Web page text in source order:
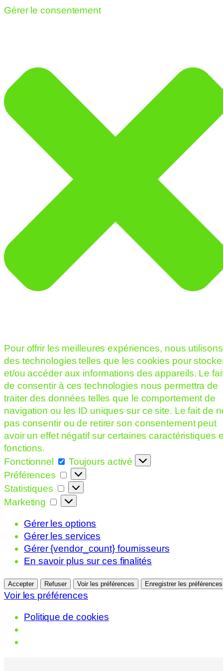
Gérer le consentement
Pour offrir les meilleures expériences, nous utilisons
des technologies telles que les cookies pour
et/ou accéder aux informations des appareils. Le
de consentir à ces technologies nous permettra de
traiter des données telles que le comportement de
navigation ou les ID uniques sur ce site. Le fait de
pas consentir ou de retirer son consentement peut
avoir un effet négatif sur certaines caractéristiques
fonctions.
Fonctionnel
Fonctionnel
Toujours activé
Préférences
Préférences
Statistiques
Statistiques
Marketing
Marketing
Gérer les options
Gérer les services
Gérer {vendor_count} fournisseurs
En savoir plus sur ces finalités
Accepter Refuser Voir les préférences Enregistrer les préférences
Voir les préférences
Politique de cookies